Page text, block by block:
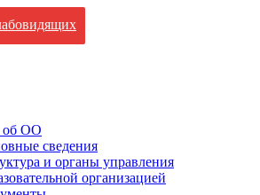
об ОО
сведения
и органы управления
организацией